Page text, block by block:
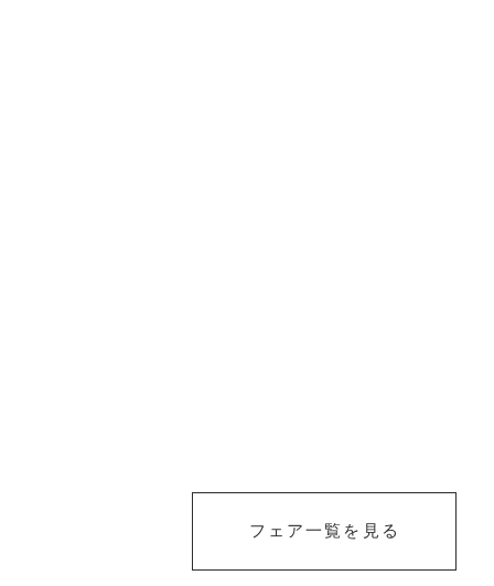
フェア一覧を見る